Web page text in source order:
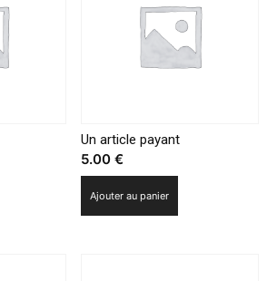
Un article payant
5.00€
Ajouter au panier